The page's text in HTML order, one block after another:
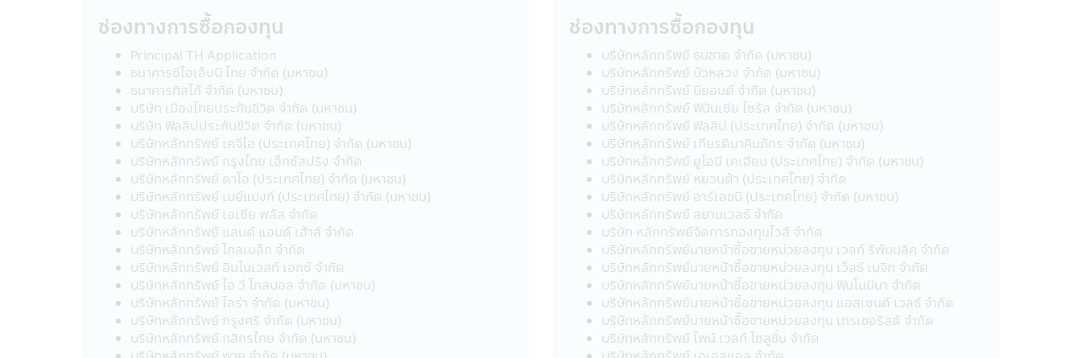
• ผู้ลงทุนไม่สามารถนำหน่วยลงทุนของกองทุนรวมเพื่อการเลี้ยงชีพและกองทุนรวมหุ้นระยะยาวไปจำหน่าย จ่าย โอน จำนำ หรือนำไปเป็นหลัก
ประกัน
• สำหรับการลงทุนในกองทุนรวมเพื่อการเลี้ยงชีพ และกองทุนรวมหุ้นระยะยาว ผู้ถือหน่วยลงทุน (ของกองทุนรวม) จะต้องปฏิบัติตามเงื่อนไขการ
ลงทุน และเงื่อนไขที่กำหนดโดยกรมสรรพากรอย่างเคร่งครัดทุกประการ (ซึ่งสามารถศึกษาได้จากคู่มือการลงทุนที่บริษัทจัดการได้จัดให้) มิฉะนั้นผู้
ลงทุนจะไม่ได้รับสิทธิประโยชน์ทางภาษี และ/หรือ ผู้ลงทุนอาจถูกหัก หรือไม่สามารถขอคืนภาษี ณ ที่จ่ายจากกำไรที่เกิดขึ้นตลอดจนผู้ลงทุนจะต้องคืน
สิทธิประโยชน์ทางภาษีที่เคยได้รับภายในกำหนดเวลา และ/หรือ อาจจะต้องชำระเงินเพิ่ม และเบี้ยปรับตามประมวลรัษฎากร อนึ่ง ผู้ลงทุนจะต้องเก็บ
เอกสารการลงทุนในกองทุนรวมถึงหลักฐาน เพื่อพิสูจน์ว่าท่านได้ปฏิบัติตามเงื่อนไขของการลงทุนที่กำหนดดังกล่าวอย่างครบถ้วน ทั้งนี้เพื่อประโยชน์
ในการยืนยันสิทธิประโยชน์ในทางภาษีของท่านหากถูกเรียกถามในอนาคต อนึ่ง ผู้ลงทุนควรขอรับ และศึกษาข้อมูลในหนังสือชี้ชวน และคู่มือการลงทุน
ให้เข้าใจ หรือสอบถามรายละเอียดเพิ่มเติมได้ที่ บริษัทจัดการ หรือผู้ขายหน่วยลงทุน
• กรณีกองทุนรวมที่มีการลงทุนในต่างประเทศ และไม่ได้ป้องกันความเสี่ยงของอัตราแลกเปลี่ยนทั้งจำนวน ผู้ลงทุนอาจจะขาดทุน หรือได้รับกำไร
จากอัตราแลกเปลี่ยน หรือได้รับเงินคืนต่ำกว่าเงินลงทุนเริ่มแรกได้
• กองทุนรวมมีประกัน ผู้ลงทุนที่ถือหน่วยที่ลงทุนจนครบระยะเวลาการประกันที่กำหนดในหนังสือชี้ชวนนี้จะได้รับชำระเงินลงทุนคืนตามเงื่อนไขใน
การรับประกันอย่างไรก็ดี การประกันดังกล่าวไม่ได้รวมถึงการประกันความสามารถในการชำระหนี้ในอนาคตของผู้ประกัน
• กองทุนรวมมุ่งรักษาเงินต้น เป็นเพียงชื่อเรียกประเภทของกองทุนรวมที่จัดนโยบายการลงทุนเพื่อให้เงินต้นของผู้ถือหน่วยลงทุนมีความเสี่ยงต่ำ
โดยกองทุนรวมดังกล่าว มิได้รับประกันเงินลงทุนหรือผลตอบแทนจากการลงทุนแต่อย่างใด
นโยบายความเป็นส่วนตัว
บริษัทหลักทรัพย์จัดการกองทุน ซีไอเอ็มบี-พรินซิเพิล จำกัด เคารพสิทธิของลูกค้า นโยบายความเป็นส่วนตัวของบริษัทนั้น มีเพื่อให้ท่านมั่นใจยามที่
ท่านให้ข้อมูลกับบริษัทฯ โดยลูกค้ามีสิทธิที่จะเปิดเผยหรือไม่เปิดเผยข้อมูลของท่านได้
ช่องทางการซื้อกองทุน
Principal TH Application
ธนาคารซีไอเอ็มบี ไทย จำกัด (มหาชน)
ธนาคารทิสโก้ จำกัด (มหาชน)
บริษัท เมืองไทยประกันชีวิต จำกัด (มหาชน)
บริษัท ฟิลลิปประกันชีวิต จำกัด (มหาชน)
บริษัทหลักทรัพย์ เคจีไอ (ประเทศไทย) จำกัด (มหาชน)
บริษัทหลักทรัพย์ กรุงไทย เอ็กซ์สปริง จำกัด
บริษัทหลักทรัพย์ ดาโอ (ประเทศไทย) จำกัด (มหาชน)
บริษัทหลักทรัพย์ เมย์แบงก์ (ประเทศไทย) จำกัด (มหาชน)
บริษัทหลักทรัพย์ เอเซีย พลัส จำกัด
บริษัทหลักทรัพย์ แลนด์ แอนด์ เฮ้าส์ จำกัด
บริษัทหลักทรัพย์ โกลเบล็ก จำกัด
บริษัทหลักทรัพย์ อินโนเวสท์ เอกซ์ จำกัด
บริษัทหลักทรัพย์ ไอ วี โกลบอล จำกัด (มหาชน)
บริษัทหลักทรัพย์ ไอร่า จำกัด (มหาชน)
บริษัทหลักทรัพย์ กรุงศรี จำกัด (มหาชน)
บริษัทหลักทรัพย์ กสิกรไทย จำกัด (มหาชน)
ช่องทางการซื้อกองทุน
บริษัทหลักทรัพย์ ธนชาต จำกัด (มหาชน)
บริษัทหลักทรัพย์ บัวหลวง จำกัด (มหาชน)
บริษัทหลักทรัพย์ บียอนด์ จำกัด (มหาชน)
บริษัทหลักทรัพย์ ฟินันเซีย ไซรัส จำกัด (มหาชน)
บริษัทหลักทรัพย์ ฟิลลิป (ประเทศไทย) จำกัด (มหาชน)
บริษัทหลักทรัพย์ เกียรตินาคินภัทร จำกัด (มหาชน)
บริษัทหลักทรัพย์ ยูโอบี เคเฮียน (ประเทศไทย) จำกัด (มหาชน)
บริษัทหลักทรัพย์ หยวนต้า (ประเทศไทย) จำกัด
บริษัทหลักทรัพย์ อาร์เอชบี (ประเทศไทย) จำกัด (มหาชน)
บริษัทหลักทรัพย์ สยามเวลธ์ จำกัด
บริษัท หลักทรัพย์จัดการกองทุนไวส์ จำกัด
บริษัทหลักทรัพย์นายหน้าซื้อขายหน่วยลงทุน เวลท์ รีพับบลิค จำกัด
บริษัทหลักทรัพย์นายหน้าซื้อขายหน่วยลงทุน เว็ลธ์ เมจิก จำกัด
บริษัทหลักทรัพย์นายหน้าซื้อขายหน่วยลงทุน ฟินโนมีนา จำกัด
บริษัทหลักทรัพย์นายหน้าซื้อขายหน่วยลงทุน แอสเซนด์ เวลธ์ จำกัด
บริษัทหลักทรัพย์นายหน้าซื้อขายหน่วยลงทุน เทรเชอริสต์ จำกัด
บริษัทหลักทรัพย์ ไพน์ เวลท์ โซลูชั่น จำกัด